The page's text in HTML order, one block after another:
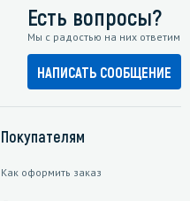
Есть вопросы?
Мы с радостью на них ответим
НАПИСАТЬ СООБЩЕНИЕ
Покупателям
Как оформить заказ